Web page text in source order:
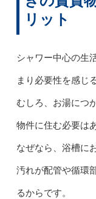
リット
シャワー中心の生
まり必要性を感じ
むしろ、お湯につ
物件に住む必要は
なぜなら、浴槽に
汚れが配管や循環
るからです。